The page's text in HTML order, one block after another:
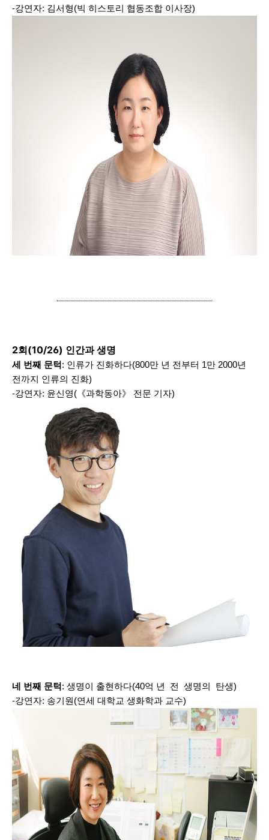
-강연자: 김서형(빅 히스토리 협동조합 이사장)
2회(10/26) 인간과 생명
세 번째 문턱: 인류가 진화하다(800만 년 전부터 1만 2000년
전까지 인류의 진화)
-강연자: 윤신영(《과학동아》 전문 기자)
네 번째 문턱: 생명이 출현하다(40억 년 전 생명의 탄생)
-강연자: 송기원(연세 대학교 생화학과 교수)